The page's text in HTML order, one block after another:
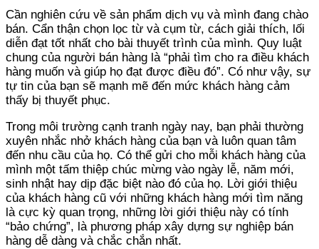
Cần nghiên cứu về sản phẩm dịch vụ và mình đang chào
bán. Cẩn thận chọn lọc từ và cụm từ, cách giải thích, lối
diễn đạt tốt nhất cho bài thuyết trình của mình. Quy luật
chung của người bán hàng là “phải tìm cho ra điều khách
hàng muốn và giúp họ đạt được điều đó”. Có như vậy, sự
tự tin của bạn sẽ mạnh mẽ đến mức khách hàng cảm
thấy bị thuyết phục.
Trong môi trường cạnh tranh ngày nay, bạn phải thường
xuyên nhắc nhở khách hàng của bạn và luôn quan tâm
đến nhu cầu của họ. Có thể gửi cho mỗi khách hàng của
mình một tấm thiệp chúc mừng vào ngày lễ, năm mới,
sinh nhật hay dịp đặc biệt nào đó của họ. Lời giới thiệu
của khách hàng cũ với những khách hàng mới tìm năng
là cực kỳ quan trọng, những lời giới thiệu này có tính
“bảo chứng”, là phương pháp xây dựng sự nghiệp bán
hàng dễ dàng và chắc chắn nhất.